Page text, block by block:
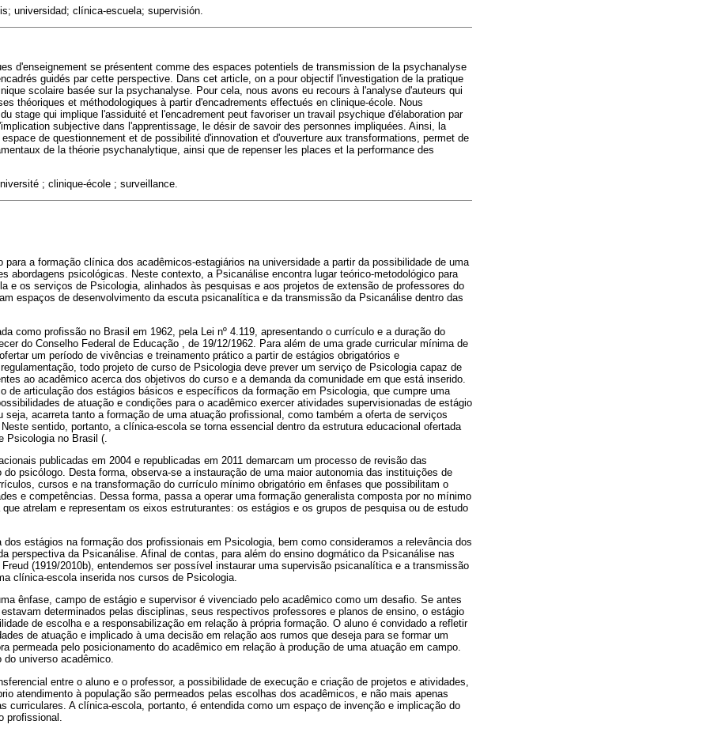
universidad; clínica-escuela; supervisión.
d'enseignement se présentent comme des espaces potentiels de transmission de la psychanalyse
guidés par cette perspective. Dans cet article, on a pour objectif l'investigation de la pratique
scolaire basée sur la psychanalyse. Pour cela, nous avons eu recours à l'analyse d'auteurs qui
théoriques et méthodologiques à partir d'encadrements effectués en clinique-école. Nous
stage qui implique l'assiduité et l'encadrement peut favoriser un travail psychique d'élaboration par
subjective dans l'apprentissage, le désir de savoir des personnes impliquées. Ainsi, la
de questionnement et de possibilité d'innovation et d'ouverture aux transformations, permet de
de la théorie psychanalytique, ainsi que de repenser les places et la performance des
; clinique-école ; surveillance.
para a formação clínica dos acadêmicos-estagiários na universidade a partir da possibilidade de uma
abordagens psicológicas. Neste contexto, a Psicanálise encontra lugar teórico-metodológico para
e os serviços de Psicologia, alinhados às pesquisas e aos projetos de extensão de professores do
espaços de desenvolvimento da escuta psicanalítica e da transmissão da Psicanálise dentro das
como profissão no Brasil em 1962, pela Lei nº 4.119, apresentando o currículo e a duração do
do Conselho Federal de Educação , de 19/12/1962. Para além de uma grade curricular mínima de
um período de vivências e treinamento prático a partir de estágios obrigatórios e
todo projeto de curso de Psicologia deve prever um serviço de Psicologia capaz de
ao acadêmico acerca dos objetivos do curso e a demanda da comunidade em que está inserido.
de articulação dos estágios básicos e específicos da formação em Psicologia, que cumpre uma
de atuação e condições para o acadêmico exercer atividades supervisionadas de estágio
seja, acarreta tanto a formação de uma atuação profissional, como também a oferta de serviços
sentido, portanto, a clínica-escola se torna essencial dentro da estrutura educacional ofertada
Psicologia no Brasil (.
publicadas em 2004 e republicadas em 2011 demarcam um processo de revisão das
do psicólogo. Desta forma, observa-se a instauração de uma maior autonomia das instituições de
cursos e na transformação do currículo mínimo obrigatório em ênfases que possibilitam o
e competências. Dessa forma, passa a operar uma formação generalista composta por no mínimo
atrelam e representam os eixos estruturantes: os estágios e os grupos de pesquisa ou de estudo
dos estágios na formação dos profissionais em Psicologia, bem como consideramos a relevância dos
perspectiva da Psicanálise. Afinal de contas, para além do ensino dogmático da Psicanálise nas
(1919/2010b), entendemos ser possível instaurar uma supervisão psicanalítica e a transmissão
clínica-escola inserida nos cursos de Psicologia.
ênfase, campo de estágio e supervisor é vivenciado pelo acadêmico como um desafio. Se antes
determinados pelas disciplinas, seus respectivos professores e planos de ensino, o estágio
de escolha e a responsabilização em relação à própria formação. O aluno é convidado a refletir
de atuação e implicado à uma decisão em relação aos rumos que deseja para se formar um
permeada pelo posicionamento do acadêmico em relação à produção de uma atuação em campo.
do universo acadêmico.
entre o aluno e o professor, a possibilidade de execução e criação de projetos e atividades,
atendimento à população são permeados pelas escolhas dos acadêmicos, e não mais apenas
curriculares. A clínica-escola, portanto, é entendida como um espaço de invenção e implicação do
profissional.